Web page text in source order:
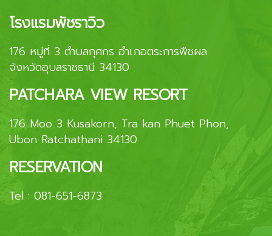
โรงแรมพัชราวิว
176 หมู่ที่ 3 ตำบลกุศกร อำเภอตระการพืชผล
จังหวัดอุบลราชธานี 34130
PATCHARA VIEW RESORT
176 Moo 3 Kusakorn, Tra kan Phuet Phon,
Ubon Ratchathani 34130
RESERVATION
Tel : 081-651-6873